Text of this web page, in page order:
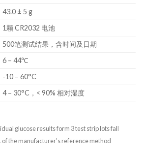
43.0 ± 5 g
1颗 CR2032 电池
500笔测试结果，含时间及日期
6 – 44℃
-10 – 60°C
4 – 30°C，< 90% 相对湿度
glucose results form 3 test strip lots fall
of the manufacturer’s reference method